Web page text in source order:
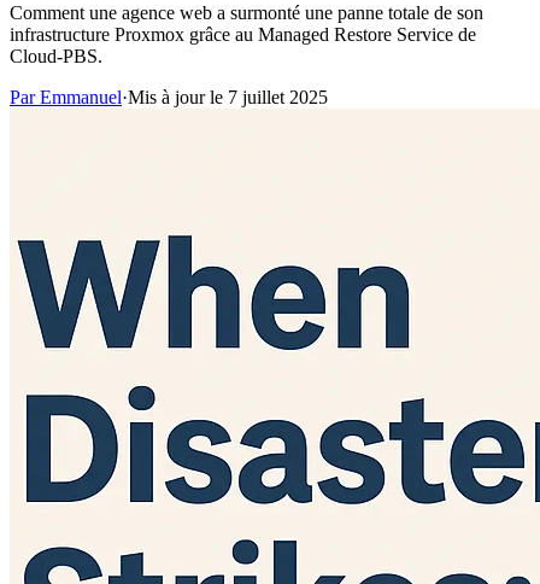
Comment une agence web a surmonté une panne totale de son
infrastructure Proxmox grâce au Managed Restore Service de
Cloud-PBS.
Par Emmanuel·Mis à jour le 7 juillet 2025